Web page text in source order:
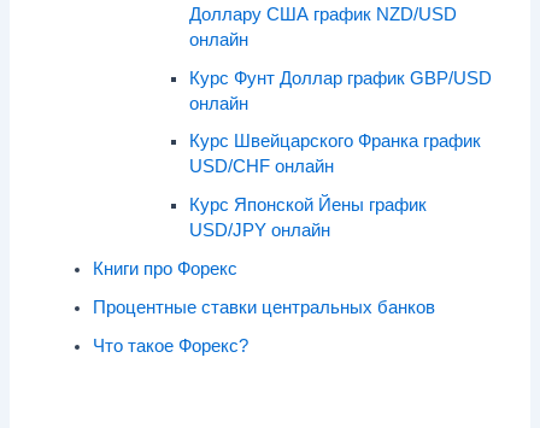
Доллару США график NZD/USD
онлайн
Курс Фунт Доллар график GBP/USD
онлайн
Курс Швейцарского Франка график
USD/CHF онлайн
Курс Японской Йены график
USD/JPY онлайн
Книги про Форекс
Процентные ставки центральных банков
Что такое Форекс?